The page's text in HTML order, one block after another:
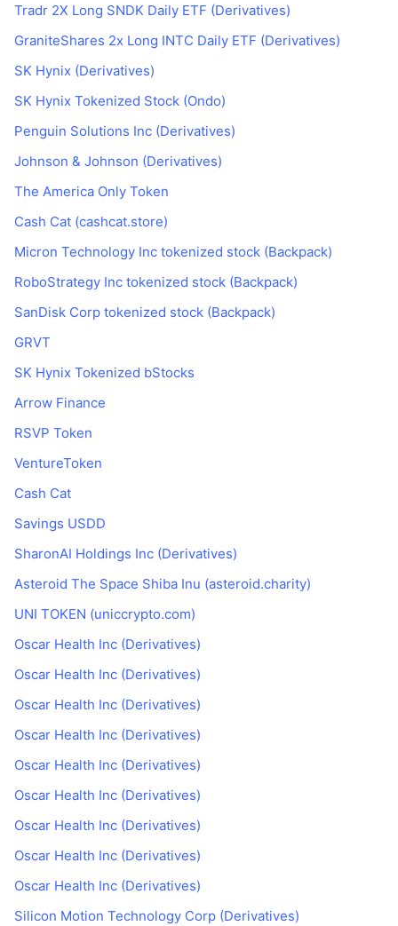
Tradr 2X Long SNDK Daily ETF (Derivatives)
GraniteShares 2x Long INTC Daily ETF (Derivatives)
SK Hynix (Derivatives)
SK Hynix Tokenized Stock (Ondo)
Penguin Solutions Inc (Derivatives)
Johnson & Johnson (Derivatives)
The America Only Token
Cash Cat (cashcat.store)
Micron Technology Inc tokenized stock (Backpack)
RoboStrategy Inc tokenized stock (Backpack)
SanDisk Corp tokenized stock (Backpack)
GRVT
SK Hynix Tokenized bStocks
Arrow Finance
RSVP Token
VentureToken
Cash Cat
Savings USDD
SharonAI Holdings Inc (Derivatives)
Asteroid The Space Shiba Inu (asteroid.charity)
UNI TOKEN (uniccrypto.com)
Oscar Health Inc (Derivatives)
Oscar Health Inc (Derivatives)
Oscar Health Inc (Derivatives)
Oscar Health Inc (Derivatives)
Oscar Health Inc (Derivatives)
Oscar Health Inc (Derivatives)
Oscar Health Inc (Derivatives)
Oscar Health Inc (Derivatives)
Oscar Health Inc (Derivatives)
Silicon Motion Technology Corp (Derivatives)